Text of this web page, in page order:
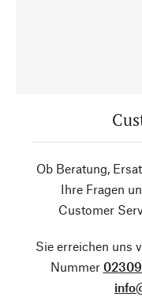
Ob Beratung,
Ihre Fragen
Customer
Sie erreichen uns
Nummer